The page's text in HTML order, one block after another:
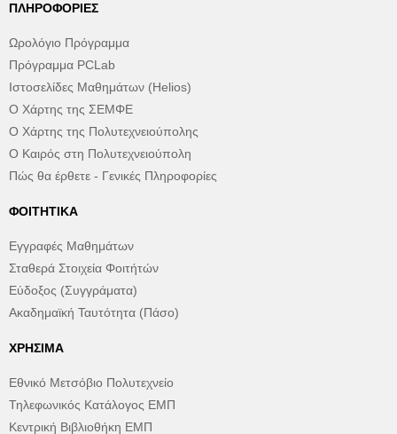
ΠΛΗΡΟΦΟΡΊΕΣ
Ωρολόγιο Πρόγραμμα
Πρόγραμμα PCLab
Ιστοσελίδες Μαθημάτων (Helios)
Ο Χάρτης της ΣΕΜΦΕ
Ο Χάρτης της Πολυτεχνειούπολης
Ο Καιρός στη Πολυτεχνειούπολη
Πώς θα έρθετε - Γενικές Πληροφορίες
ΦΟΙΤΗΤΙΚΆ
Εγγραφές Μαθημάτων
Σταθερά Στοιχεία Φοιτήτών
Εύδοξος (Συγγράματα)
Ακαδημαϊκή Ταυτότητα (Πάσο)
ΧΡΉΣΙΜΑ
Εθνικό Μετσόβιο Πολυτεχνείο
Τηλεφωνικός Κατάλογος ΕΜΠ
Κεντρική Βιβλιοθήκη ΕΜΠ